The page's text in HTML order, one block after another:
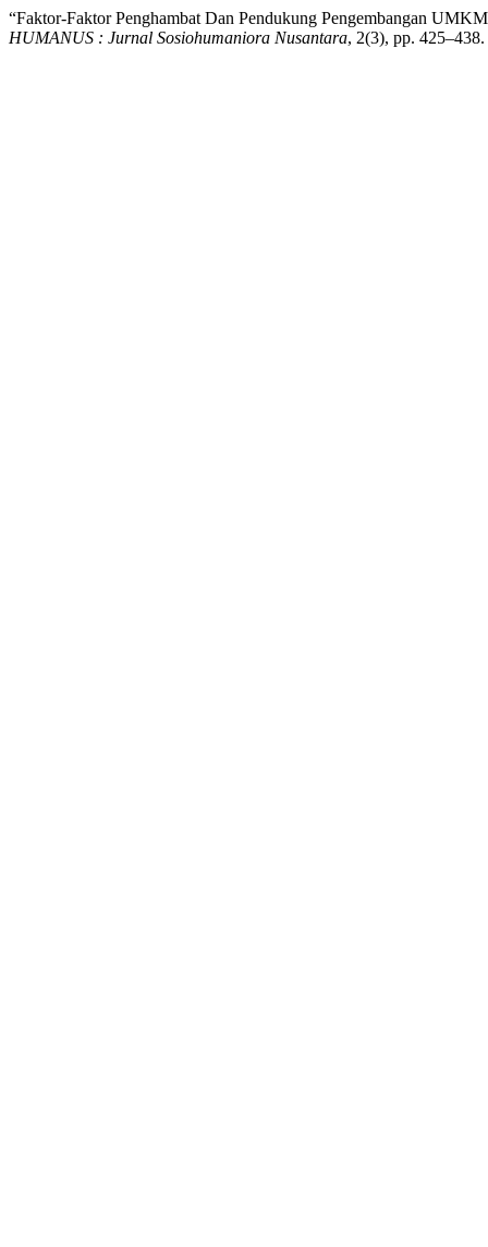
“Faktor-Faktor Penghambat Dan Pendukung Pengembangan
HUMANUS : Jurnal Sosiohumaniora Nusantara, 2(3), pp. 425–438.